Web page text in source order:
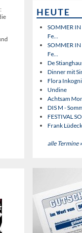
HEUTE
SOMMER IN
Fe...
SOMMER IN
Fe...
De
Dinner mit
Flora
Undine
Achtsam
DIS M -
FESTIVAL
Frank
alle Termine »